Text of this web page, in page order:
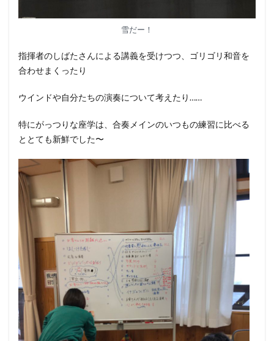
雪だー！
指揮者のしばたさんによる講義を受けつつ、ゴリゴリ和音を
合わせまくったり
ウインドや自分たちの演奏について考えたり……
特にがっつりな座学は、合奏メインのいつもの練習に比べる
ととても新鮮でした〜